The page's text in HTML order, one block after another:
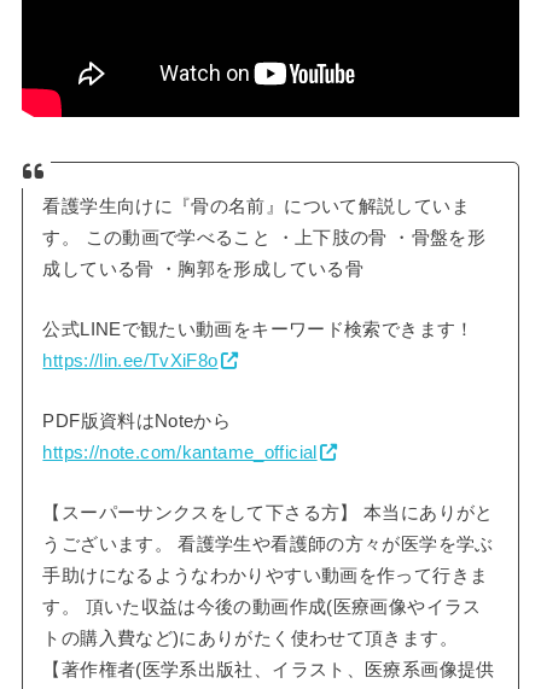
看護学生向けに『骨の名前』について解説していま
す。 この動画で学べること ・上下肢の骨 ・骨盤を形
成している骨 ・胸郭を形成している骨
公式LINEで観たい動画をキーワード検索できます！
https://lin.ee/TvXiF8o
PDF版資料はNoteから
https://note.com/kantame_official
【スーパーサンクスをして下さる方】 本当にありがと
うございます。 看護学生や看護師の方々が医学を学ぶ
手助けになるようなわかりやすい動画を作って行きま
す。 頂いた収益は今後の動画作成(医療画像やイラス
トの購入費など)にありがたく使わせて頂きます。
【著作権者(医学系出版社、イラスト、医療系画像提供